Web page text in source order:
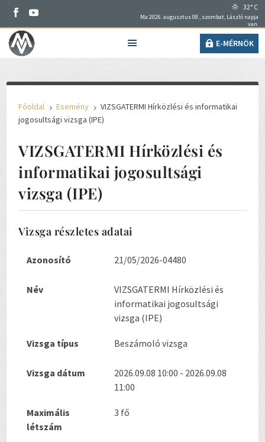
32° C
Ma 2026. augusztus 08., szombat, László napja
van.
E-MÉRNÖK
Főoldal 5 Esemény 5 VIZSGATERMI Hírközlési és informatikai
jogosultsági vizsga (IPE)
VIZSGATERMI Hírközlési és
informatikai jogosultsági
vizsga (IPE)
Vizsga részletes adatai
Azonosító 21/05/2026-04480
Név
VIZSGATERMI Hírközlési és
informatikai jogosultsági
vizsga (IPE)
Vizsga típus Beszámoló vizsga
Vizsga dátum
2026.09.08 10:00 - 2026.09.08
11:00
Maximális
létszám
3 fő